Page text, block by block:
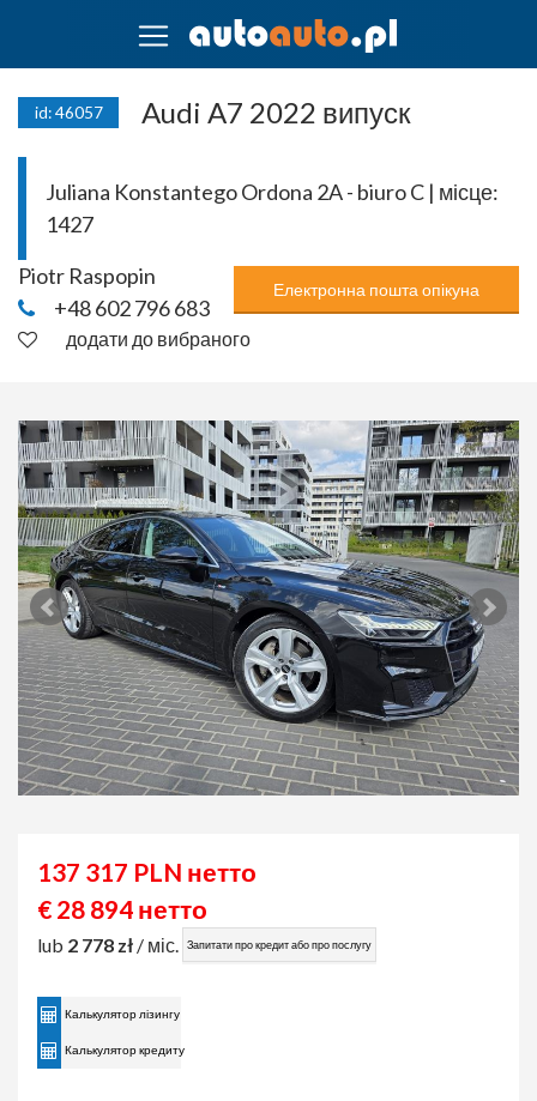
id: 46057 Audi A7 2022 випуск
Juliana Konstantego Ordona 2A - biuro C | місце:
1427
Piotr Raspopin
+48 602 796 683
Електронна пошта опікуна
додати до вибраного
137 317 PLN нетто
€ 28 894 нетто
lub 2 778 zł / міс. Запитати про кредит або про послугу
Калькулятор лізингу
Калькулятор кредиту